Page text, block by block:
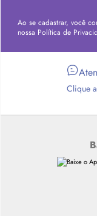
Ao se cadastrar, você
nossa Política de
Clique